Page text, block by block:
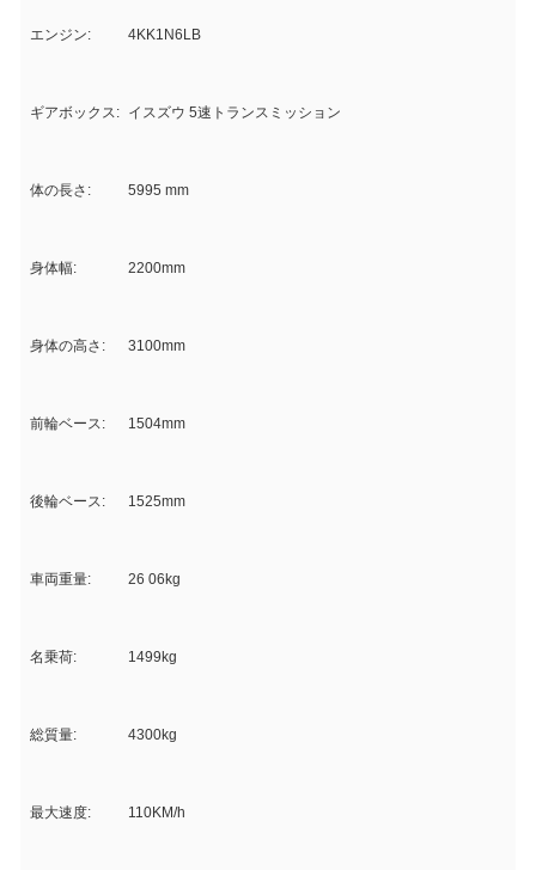
エンジン: 4KK1N6LB
ギアボックス: イスズウ 5速トランスミッション
体の長さ: 5995 mm
身体幅: 2200mm
身体の高さ: 3100mm
前輪ベース: 1504mm
後輪ベース: 1525mm
車両重量: 26 06kg
名乗荷: 1499kg
総質量: 4300kg
最大速度: 110KM/h